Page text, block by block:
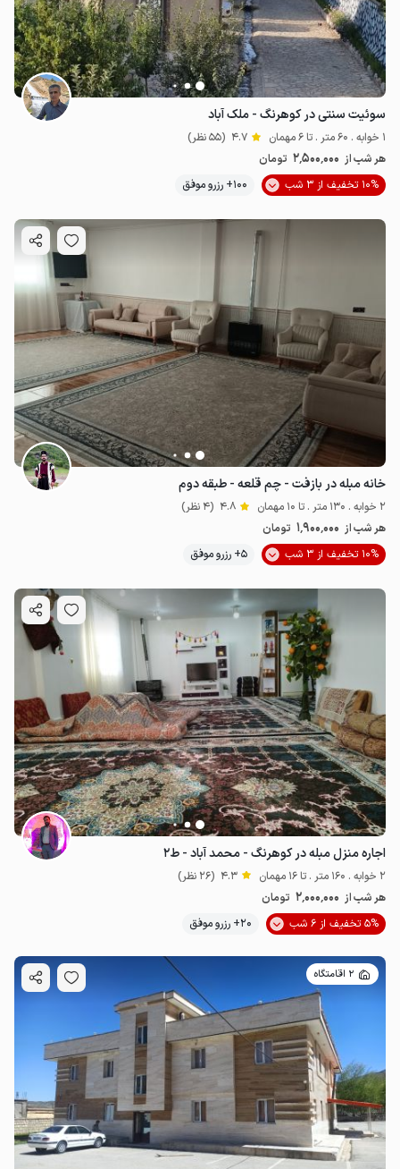
1.9 میلیون ت 4.8
سوئیت سنتی در کوهرنگ - ملک آباد
1 خوابه . 60 متر . تا 6 مهمان 4.7 (55 نظر)
هر شب از 2٬500٬000 تومان
10% تخفیف از 3 شب
100+ رزرو موفق
خانه مبله در بازفت - چم قلعه - طبقه دوم
2 خوابه . 130 متر . تا 10 مهمان 4.8 (4 نظر)
هر شب از 1٬900٬000 تومان
10% تخفیف از 3 شب
5+ رزرو موفق
اجاره منزل مبله در کوهرنگ - محمد آباد - ط۲
2 خوابه . 160 متر . تا 16 مهمان 4.3 (26 نظر)
هر شب از 2٬000٬000 تومان
5% تخفیف از 6 شب
20+ رزرو موفق
2 اقامتگاه